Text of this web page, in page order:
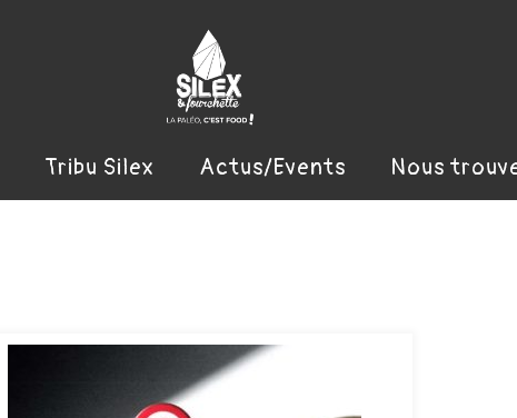
Tribu Silex Actus/Events Nous